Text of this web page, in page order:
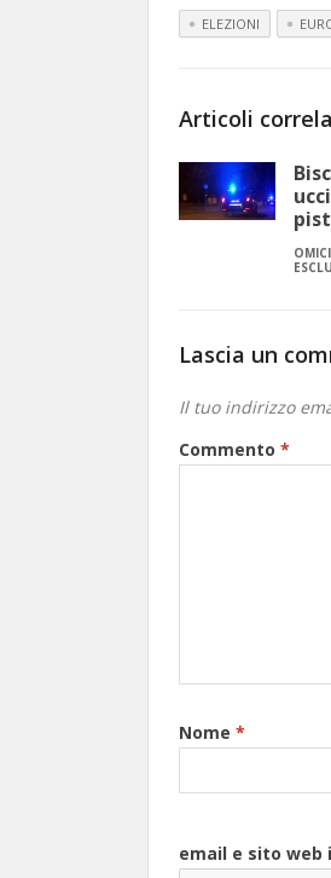
ELEZIONI
Articoli
Lascia un
Il tuo indirizzo
Commento *
Nome *
email e sito web